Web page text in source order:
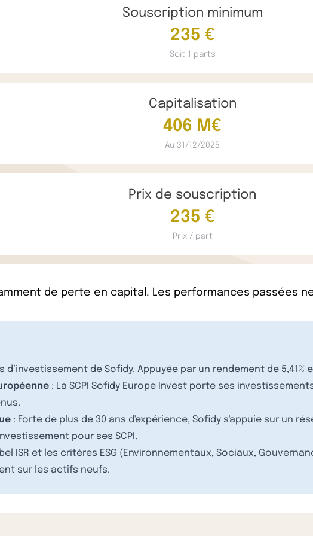
Souscription minimum
235 €
Soit 1 parts
Capitalisation
406 M€
Au 31/12/2025
Prix de souscription
235 €
Prix / part
de perte en capital. Les performances passées
de Sofidy. Appuyée par un rendement de 5,41%
: La SCPI Sofidy Europe Invest porte ses
: Forte de plus de 30 ans d'expérience, Sofidy s'appuie sur un
pour ses SCPI.
ISR et les critères ESG (Environnementaux, Sociaux,
sur les actifs neufs.